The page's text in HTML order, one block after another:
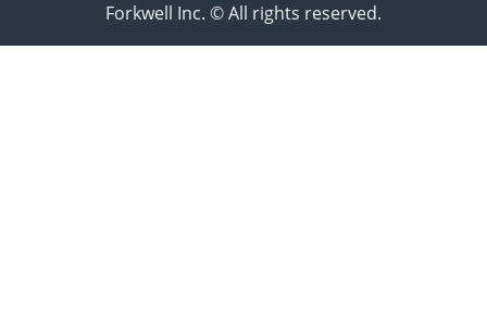
Forkwell Inc. © All rights reserved.